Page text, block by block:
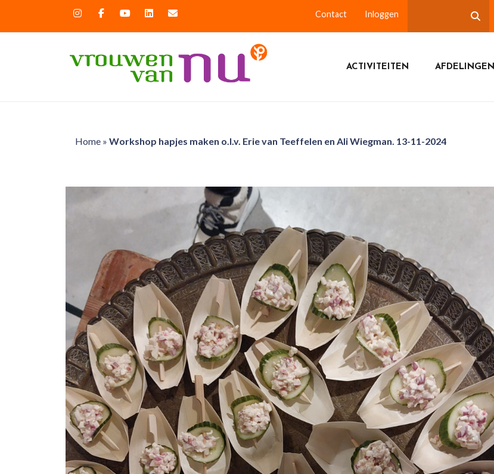
Contact Inloggen
ACTIVITEITEN AFDELINGEN
Home» Workshop hapjes maken o.l.v. Erie van Teeffelen en Ali Wiegman. 13-11-2024